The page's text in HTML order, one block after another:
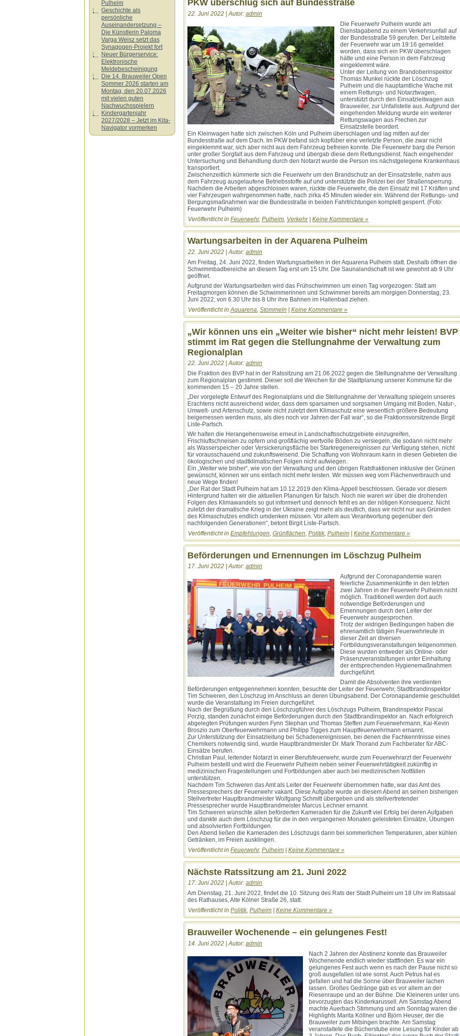
Pulheim
Geschichte als
persönliche
Auseinandersetzung –
Die Künstlerin Paloma
Varga Weisz setzt das
Synagogen-Projekt fort
Neuer Bürgerservice:
Elektronische
Meldebescheinigung
Die 14. Brauweiler Open
Sommer 2026 starten am
Montag, den 20.07.2026
mit vielen guten
Nachwuchsspielern
Kindergartenjahr
2027/2028 – Jetzt im Kita-
Navigator vormerken
PKW überschlug sich auf Bundesstraße
22. Juni 2022 | Autor: admin
Die Feuerwehr Pulheim wurde am
Dienstagabend zu einem Verkehrsunfall auf
der Bundesstraße 59 gerufen. Der Leitstelle
der Feuerwehr war um 19:16 gemeldet
worden, dass sich ein PKW überschlagen
hätte und eine Person in dem Fahrzeug
eingeklemmt wäre.
Unter der Leitung von Brandoberinspektor
Thomas Munkel rückte der Löschzug
Pulheim und die hauptamtliche Wache mit
einem Rettungs- und Notarztwagen,
unterstützt durch den Einsatzleitwagen aus
Brauweiler, zur Unfallstelle aus. Aufgrund der
eingehenden Meldung wurde ein weiterer
Rettungswagen aus Frechen zur
Einsatzstelle beordert.
Ein Kleinwagen hatte sich zwischen Köln und Pulheim überschlagen und lag mitten auf der
Bundesstraße auf dem Dach. Im PKW befand sich kopfüber eine verletzte Person, die zwar nicht
eingeklemmt war, sich aber nicht aus dem Fahrzeug befreien konnte. Die Feuerwehr barg die Person
unter großer Sorgfalt aus dem Fahrzeug und übergab diese dem Rettungsdienst. Nach eingehender
Untersuchung und Behandlung durch den Notarzt wurde die Person ins nächstgelegene Krankenhaus
transportiert.
Zwischenzeitlich kümmerte sich die Feuerwehr um den Brandschutz an der Einsatzstelle, nahm aus
dem Fahrzeug ausgelaufene Betriebsstoffe auf und unterstützte die Polizei bei der Straßensperrung.
Nachdem die Arbeiten abgeschlossen waren, rückte die Feuerwehr, die den Einsatz mit 17 Kräften und
vier Fahrzeugen wahrgenommen hatte, nach zirka 45 Minuten wieder ein. Während der Rettungs- und
Bergungsmaßnahmen war die Bundesstraße in beiden Fahrtrichtungen komplett gesperrt. (Foto:
Feuerwehr Pulheim)
Veröffentlicht in Feuerwehr, Pulheim Verkehr| Keine Kommentare »
Wartungsarbeiten in der Aquarena Pulheim
22. Juni 2022 | Autor: admin
Am Freitag, 24. Juni 2022, finden Wartungsarbeiten in der Aquarena Pulheim statt. Deshalb öffnen die
Schwimmbadbereiche an diesem Tag erst um 15 Uhr. Die Saunalandschaft ist wie gewohnt ab 9 Uhr
geöffnet.
Aufgrund der Wartungsarbeiten wird das Frühschwimmen um einen Tag vorgezogen: Statt am
Freitagmorgen können die Schwimmerinnen und Schwimmer bereits am morgigen Donnerstag, 23.
Juni 2022, von 6.30 Uhr bis 8 Uhr ihre Bahnen im Hallenbad ziehen.
Veröffentlicht inAquarena, Stommeln Keine Kommentare »
„Wir können uns ein „Weiter wie bisher“ nicht mehr leisten! BVP
stimmt im Rat gegen die Stellungnahme der Verwaltung zum
Regionalplan
22. Juni 2022 | Autor: admin
Die Fraktion des BVP hat in der Ratssitzung am 21.06.2022 gegen die Stellungnahme der Verwaltung
zum Regionalplan gestimmt. Dieser soll die Weichen für die Stadtplanung unserer Kommune für die
kommenden 15 – 20 Jahre stellen.
„Der vorgelegte Entwurf des Regionalplans und die Stellungnahme der Verwaltung spiegeln unseres
Erachtens nicht ausreichend wider, dass dem sparsamen und sorgsamen Umgang mit Boden, Natur-,
Umwelt- und Artenschutz, sowie nicht zuletzt dem Klimaschutz eine wesentlich größere Bedeutung
beigemessen werden muss, als dies noch vor Jahren der Fall war“, so die Fraktionsvorsitzende Birgit
Liste-Partsch.
Wir halten die Herangehensweise erneut in Landschaftsschutzgebiete einzugreifen,
Frischluftschneisen zu opfern und großflächig wertvolle Böden zu versiegeln, die sodann nicht mehr
als Wasserspeicher oder Versickerungsfläche bei Starkregenereignissen zur Verfügung stehen, nicht
für vorausschauend.und zukunftsweisend. Die Schaffung von Wohnraum kann in diesen Gebieten die
ökologischen und stadtklimatischen Folgen nicht aufwiegen.
Ein „Weiter wie bisher“, wie von der Verwaltung und den übrigen Ratsfraktionen inklusive der Grünen
gewünscht, können wir uns einfach nicht mehr leisten. Wir müssen weg vom Flächenverbrauch und
neue Wege finden!
„Der Rat der Stadt Pulheim hat am 10.12.2019 den Klima-Appell beschlossen. Gerade vor diesem
Hintergrund halten wir die aktuellen Planungen für falsch. Noch nie waren wir über die drohenden
Folgen des Klimawandels so gut informiert und dennoch fehlt es an der nötigen Konsequenz. Nicht
zuletzt der dramatische Krieg in der Ukraine zeigt mehr als deutlich, dass wir nicht nur aus Gründen
des Klimaschutzes endlich umdenken müssen. Vor allem aus Verantwortung gegenüber den
nachfolgenden Generationen“, betont Birgit Liste-Partsch.
Veröffentlicht in Empfehlungen, Grünflächen, Politik, Pulheim Keine Kommentare »
Beförderungen und Ernennungen im Löschzug Pulheim
17. Juni 2022 | Autor: admin
Aufgrund der Coronapandemie waren
feierliche Zusammenkünfte in den letzten
zwei Jahren in der Feuerwehr Pulheim nicht
möglich. Traditionell werden dort auch
notwendige Beförderungen und
Ernennungen durch den Leiter der
Feuerwehr ausgesprochen.
Trotz der widrigen Bedingungen haben die
ehrenamtlich tätigen Feuerwehrleute in
dieser Zeit an diversen
Fortbildungsveranstaltungen teilgenommen.
Diese wurden entweder als Online- oder
Präsenzveranstaltungen unter Einhaltung
der entsprechenden Hygienemaßnahmen
durchgeführt.
Damit die Absolventen ihre verdienten
Beförderungen entgegennehmen konnten, besuchte der Leiter der Feuerwehr, Stadtbrandinspektor
Tim Schweren, den Löschzug im Anschluss an deren Übungsabend. Der Coronapandemie geschuldet
wurde die Veranstaltung im Freien durchgeführt.
Nach der Begrüßung durch den Löschzugführer des Löschzugs Pulheim, Brandinspektor Pascal
Porzig, standen zunächst einige Beförderungen durch den Stadtbrandinspektor an. Nach erfolgreich
abgelegten Prüfungen wurden Fynn Stephan und Thomas Steffen zum Feuerwehrmann, Kai-Kevin
Broszio zum Oberfeuerwehrmann und Philipp Tigges zum Hauptfeuerwehrmann ernannt.
Zur Unterstützung der Einsatzleitung bei Schadenereignissen, bei denen die Fachkenntnisse eines
Chemikers notwendig sind, wurde Hauptbrandmeister Dr. Mark Thorand zum Fachberater für ABC-
Einsätze berufen.
Christian Paul, leitender Notarzt in einer Berufsfeuerwehr, wurde zum Feuerwehrarzt der Feuerwehr
Pulheim bestellt und wird die Feuerwehr Pulheim neben seiner Feuerwehrtätigkeit zukünftig in
medizinischen Fragestellungen und Fortbildungen aber auch bei medizinischen Notfällen
unterstützen.
Nachdem Tim Schweren das Amt als Leiter der Feuerwehr übernommen hatte, war das Amt des
Pressesprechers der Feuerwehr vakant. Diese Aufgabe wurde an diesem Abend an seinen bisherigen
Stellvertreter Hauptbrandmeister Wolfgang Schmitt übergeben und als stellvertretender
Pressesprecher wurde Hauptbrandmeister Marcus Lechner ernannt.
Tim Schweren wünschte allen beförderten Kameraden für die Zukunft viel Erfolg bei deren Aufgaben
und dankte auch dem Löschzug für die in den vergangenen Monaten geleisteten Einsätze, Übungen
und absolvierten Fortbildungen.
Den Abend ließen die Kameraden des Löschzugs dann bei sommerlichen Temperaturen, aber kühlen
Getränken, im Freien ausklingen.
Veröffentlicht in Feuerwehr, Pulheim Keine Kommentare »
Nächste Ratssitzung am 21. Juni 2022
17. Juni 2022 | Autor: admin
Am Dienstag, 21. Juni 2022, findet die 10. Sitzung des Rats der Stadt Pulheim um 18 Uhr im Ratssaal
des Rathauses, Alte Kölner Straße 26, statt.
Veröffentlicht in Politik, Pulheim Keine Kommentare »
Brauweiler Wochenende – ein gelungenes Fest!
14. Juni 2022 | Autor: admin
Nach 2 Jahren der Abstinenz konnte das Brauweiler
Wochenende endlich wieder stattfinden. Es war ein
gelungenes Fest auch wenn es nach der Pause nicht so
groß ausgefallen ist wie sonst. Auch Petrus hat es
gefallen und hat die Sonne über Brauweiler lachen
lassen. Großes Gedränge gab es vor allem an der
Riesenraupe und an der Bühne. Die Kleineren unter uns
bevorzugten das Kinderkarussell. Am Samstag Abend
machte Auerbach Stimmung und am Sonntag waren die
Highlights Marita Köllner und Björn Heuser, der die
Brauweiler zum Mitsingen brachte. Am Samstag
veranstaltete die Bücherstube eine Lesung für Kinder ab